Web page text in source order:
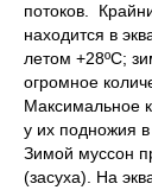
потоков.
находится в
летом +28ºС;
огромное
Максимальное
у их подножия
Зимой муссон
(засуха). На